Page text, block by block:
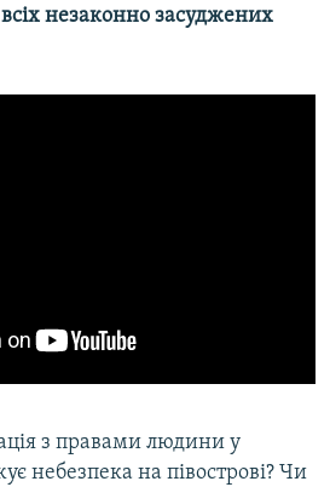
незаконно засуджених
з правами людини у
небезпека на півострові? Чи